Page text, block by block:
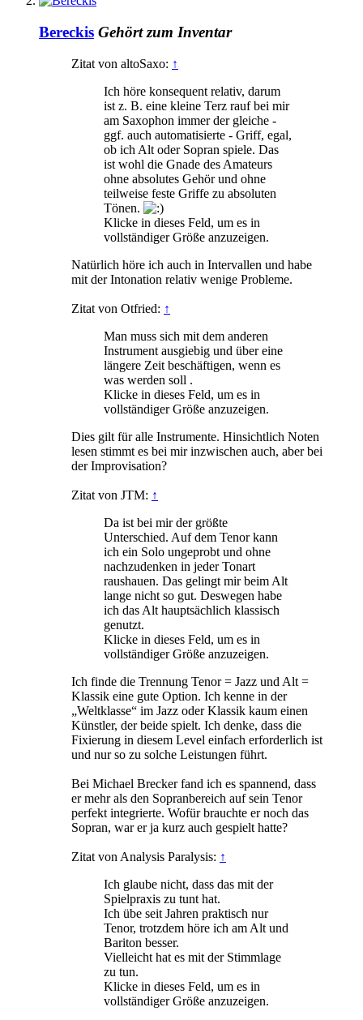
Bereckis Gehört zum Inventar
Zitat von altoSaxo: ↑
Ich höre konsequent relativ, darum
ist z. B. eine kleine Terz rauf bei mir
am Saxophon immer der gleiche -
ggf. auch automatisierte - Griff, egal,
ob ich Alt oder Sopran spiele. Das
ist wohl die Gnade des Amateurs
ohne absolutes Gehör und ohne
teilweise feste Griffe zu absoluten
Tönen.
Klicke in dieses Feld, um es in
vollständiger Größe anzuzeigen.
Natürlich höre ich auch in Intervallen und habe
mit der Intonation relativ wenige Probleme.
Zitat von Otfried: ↑
Man muss sich mit dem anderen
Instrument ausgiebig und über eine
längere Zeit beschäftigen, wenn es
was werden soll .
Klicke in dieses Feld, um es in
vollständiger Größe anzuzeigen.
Dies gilt für alle Instrumente. Hinsichtlich Noten
lesen stimmt es bei mir inzwischen auch, aber bei
der Improvisation?
Zitat von JTM: ↑
Da ist bei mir der größte
Unterschied. Auf dem Tenor kann
ich ein Solo ungeprobt und ohne
nachzudenken in jeder Tonart
raushauen. Das gelingt mir beim Alt
lange nicht so gut. Deswegen habe
ich das Alt hauptsächlich klassisch
genutzt.
Klicke in dieses Feld, um es in
vollständiger Größe anzuzeigen.
Ich finde die Trennung Tenor = Jazz und Alt =
Klassik eine gute Option. Ich kenne in der
„Weltklasse“ im Jazz oder Klassik kaum einen
Künstler, der beide spielt. Ich denke, dass die
Fixierung in diesem Level einfach erforderlich ist
und nur so zu solche Leistungen führt.
Bei Michael Brecker fand ich es spannend, dass
er mehr als den Sopranbereich auf sein Tenor
perfekt integrierte. Wofür brauchte er noch das
Sopran, war er ja kurz auch gespielt hatte?
Zitat von Analysis Paralysis: ↑
Ich glaube nicht, dass das mit der
Spielpraxis zu tunt hat.
Ich übe seit Jahren praktisch nur
Tenor, trotzdem höre ich am Alt und
Bariton besser.
Vielleicht hat es mit der Stimmlage
zu tun.
Klicke in dieses Feld, um es in
vollständiger Größe anzuzeigen.